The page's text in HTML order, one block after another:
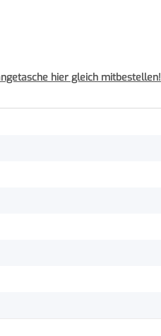
hier gleich mitbestellen!